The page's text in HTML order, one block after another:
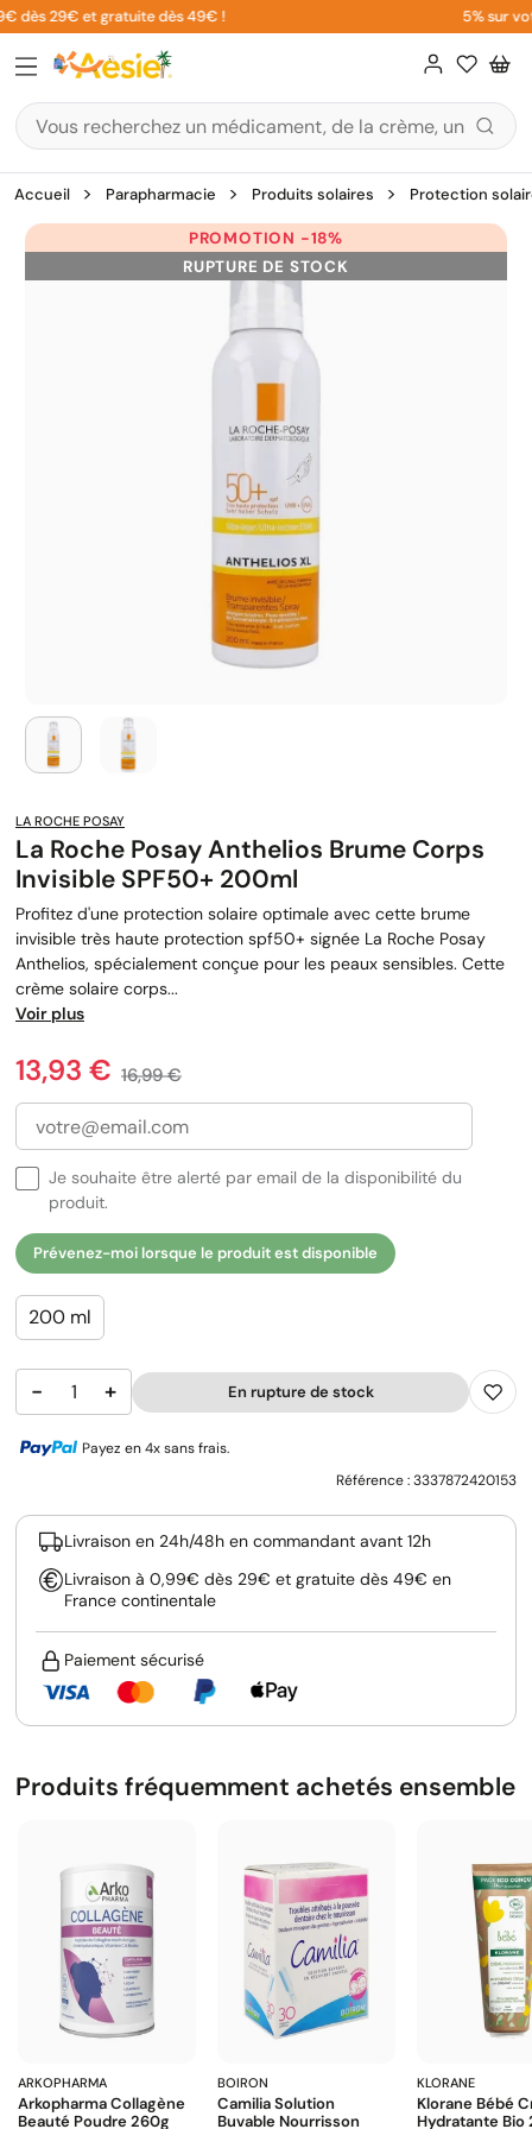
Aller
au
contenu
dès 29€ et gratuite dès 49€ ! 5% sur
Accueil Parapharmacie Produits solaires Protection
PROMOTION -18%
RUPTURE DE STOCK
LA ROCHE POSAY
La Roche Posay Anthelios Brume Corps
Invisible SPF50+ 200ml
Profitez d'une protection solaire optimale avec cette brume
invisible très haute protection spf50+ signée La Roche Posay
Anthelios, spécialement conçue pour les peaux sensibles. Cette
crème solaire corps...
Voir plus
Prix
13,93 € Prix de base
16,99 €
Je souhaite être alerté par email de la disponibilité du
produit.
Prévenez-moi lorsque le produit est disponible
200 ml
− + En rupture de stock
Payez en 4x sans frais.
Référence :3337872420153
Livraison en 24h/48h en commandant avant 12h
Livraison à 0,99€ dès 29€ et gratuite dès 49€ en
France continentale
Paiement sécurisé
Produits fréquemment achetés ensemble
ARKOPHARMA
Arkopharma Collagène
Beauté Poudre 260g
BOIRON
Camilia Solution
Buvable Nourrisson
KLORANE
Klorane Bébé
Hydratante Bio